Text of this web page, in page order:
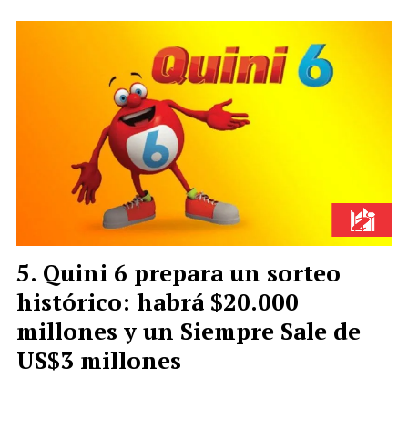
Quini 6 prepara un sorteo
histórico: habrá $20.000
millones y un Siempre Sale de
US$3 millones